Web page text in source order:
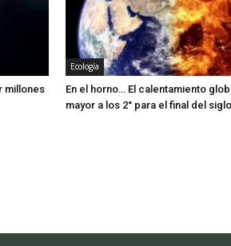
millones
Ecología
En el horno… El calentamiento
mayor a los 2° para el final del siglo